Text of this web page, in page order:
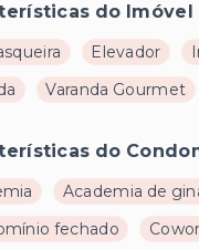
do Imóvel
Elevador
Varanda Gourmet
do
Academia de
fechado